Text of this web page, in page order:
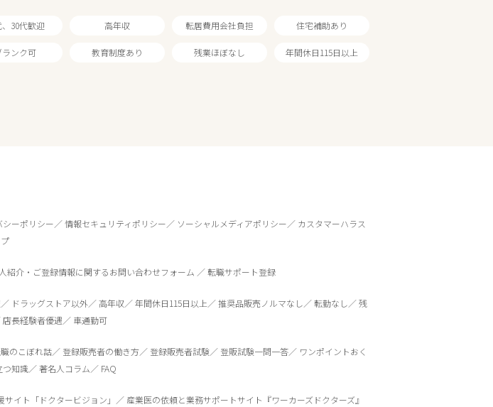
、30代歓迎 高年収 転居費用会社負担 住宅補助あり
ランク可 教育制度あり 残業ほぼなし 年間休日115日以上
シーポリシー 情報セキュリティポリシー ソーシャルメディアポリシー
カスタマーハラス
紹介・ご登録情報に関するお問い合わせフォーム 転職サポート登録
ドラッグストア以外 高年収 年間休日115日以上 推奨品販売ノルマなし 転勤なし
残
店長経験者優遇 車通勤可
のこぼれ話 登録販売者の働き方 登録販売者試験 登販試験一問一答
ワンポイントおく
つ知識 著名人コラム FAQ
サイト「ドクタービジョン」
産業医の依頼と業務サポートサイト『ワーカーズドクターズ』